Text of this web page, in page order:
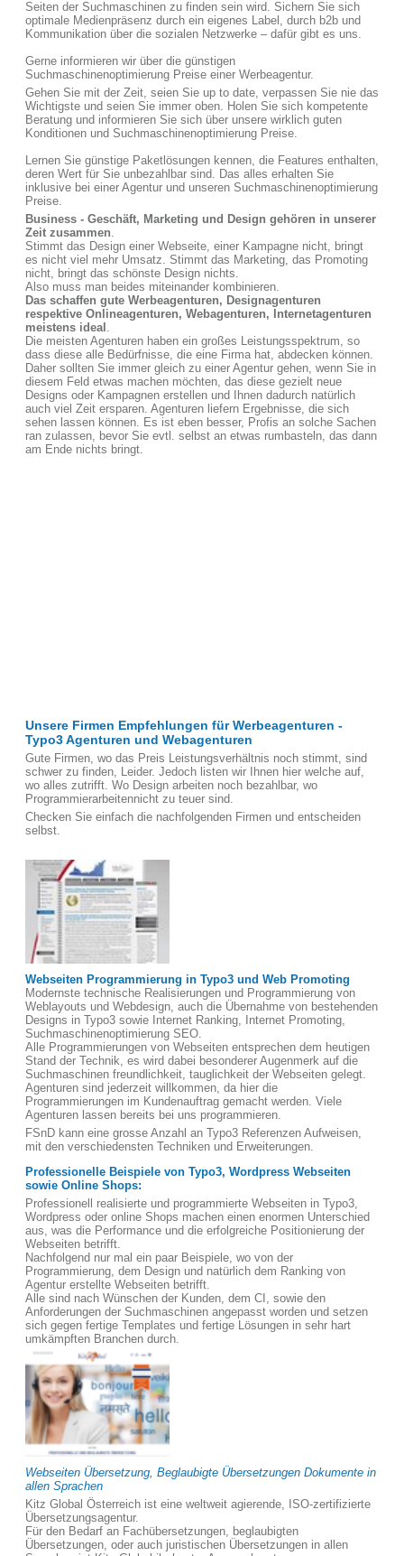
Seiten der Suchmaschinen zu finden sein wird. Sichern Sie sich
optimale Medienpräsenz durch ein eigenes Label, durch b2b und
Kommunikation über die sozialen Netzwerke – dafür gibt es uns.
Gerne informieren wir über die günstigen
Suchmaschinenoptimierung Preise einer Werbeagentur.
Gehen Sie mit der Zeit, seien Sie up to date, verpassen Sie nie das
Wichtigste und seien Sie immer oben. Holen Sie sich kompetente
Beratung und informieren Sie sich über unsere wirklich guten
Konditionen und Suchmaschinenoptimierung Preise.
Lernen Sie günstige Paketlösungen kennen, die Features enthalten,
deren Wert für Sie unbezahlbar sind. Das alles erhalten Sie
inklusive bei einer Agentur und unseren Suchmaschinenoptimierung
Preise.
Business - Geschäft, Marketing und Design gehören in unserer
Zeit zusammen.
Stimmt das Design einer Webseite, einer Kampagne nicht, bringt
es nicht viel mehr Umsatz. Stimmt das Marketing, das Promoting
nicht, bringt das schönste Design nichts.
Also muss man beides miteinander kombinieren.
Das schaffen gute Werbeagenturen, Designagenturen
respektive Onlineagenturen, Webagenturen, Internetagenturen
meistens ideal .
Die meisten Agenturen haben ein großes Leistungsspektrum, so
dass diese alle Bedürfnisse, die eine Firma hat, abdecken können.
Daher sollten Sie immer gleich zu einer Agentur gehen, wenn Sie in
diesem Feld etwas machen möchten, das diese gezielt neue
Designs oder Kampagnen erstellen und Ihnen dadurch natürlich
auch viel Zeit ersparen. Agenturen liefern Ergebnisse, die sich
sehen lassen können. Es ist eben besser, Profis an solche Sachen
ran zulassen, bevor Sie evtl. selbst an etwas rumbasteln, das dann
am Ende nichts bringt.
Unsere Firmen Empfehlungen für Werbeagenturen -
Typo3 Agenturen und Webagenturen
Gute Firmen, wo das Preis Leistungsverhältnis noch stimmt, sind
schwer zu finden, Leider. Jedoch listen wir Ihnen hier welche auf,
wo alles zutrifft. Wo Design arbeiten noch bezahlbar, wo
Programmierarbeitennicht zu teuer sind.
Checken Sie einfach die nachfolgenden Firmen und entscheiden
selbst.
Webseiten Programmierung in Typo3 und Web Promoting
Modernste technische Realisierungen und Programmierung von
Weblayouts und Webdesign, auch die Übernahme von bestehenden
Designs in Typo3 sowie Internet Ranking, Internet Promoting,
Suchmaschinenoptimierung SEO.
Alle Programmierungen von Webseiten entsprechen dem heutigen
Stand der Technik, es wird dabei besonderer Augenmerk auf die
Suchmaschinen freundlichkeit, tauglichkeit der Webseiten gelegt.
Agenturen sind jederzeit willkommen, da hier die
Programmierungen im Kundenauftrag gemacht werden. Viele
Agenturen lassen bereits bei uns programmieren.
FSnD kann eine grosse Anzahl an Typo3 Referenzen Aufweisen,
mit den verschiedensten Techniken und Erweiterungen.
Professionelle Beispiele von Typo3, Wordpress Webseiten
sowie Online Shops:
Professionell realisierte und programmierte Webseiten in Typo3,
Wordpress oder online Shops machen einen enormen Unterschied
aus, was die Performance und die erfolgreiche Positionierung der
Webseiten betrifft.
Nachfolgend nur mal ein paar Beispiele, wo von der
Programmierung, dem Design und natürlich dem Ranking von
Agentur erstellte Webseiten betrifft.
Alle sind nach Wünschen der Kunden, dem CI, sowie den
Anforderungen der Suchmaschinen angepasst worden und setzen
sich gegen fertige Templates und fertige Lösungen in sehr hart
umkämpften Branchen durch.
Webseiten Übersetzung, Beglaubigte Übersetzungen Dokumente in
allen Sprachen
Kitz Global Österreich ist eine weltweit agierende, ISO-zertifizierte
Übersetzungsagentur.
Für den Bedarf an Fachübersetzungen, beglaubigten
Übersetzungen, oder auch juristischen Übersetzungen in allen